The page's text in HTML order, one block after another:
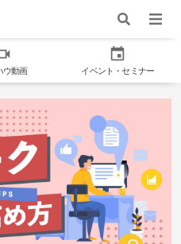
ワード検索
ナビ
ウ動画 イベント・セミナー